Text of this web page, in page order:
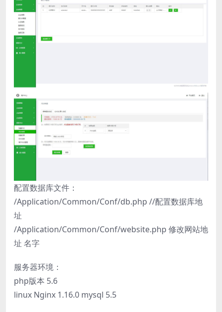
配置数据库文件：
/Application/Common/Conf/db.php //配置数据库地
址
/Application/Common/Conf/website.php 修改网站地
址 名字
服务器环境：
php版本 5.6
linux Nginx 1.16.0 mysql 5.5